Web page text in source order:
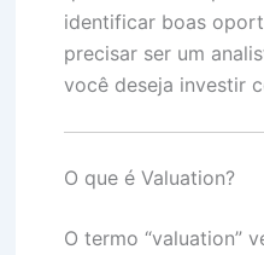
identificar boas
precisar ser um
você deseja investir
O que é Valuation?
O termo “valuation”